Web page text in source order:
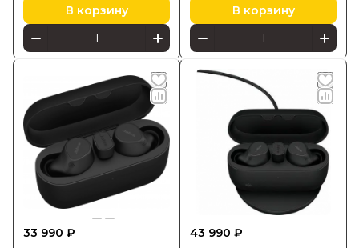
В корзину В корзину
33 990 ₽ 43 990 ₽